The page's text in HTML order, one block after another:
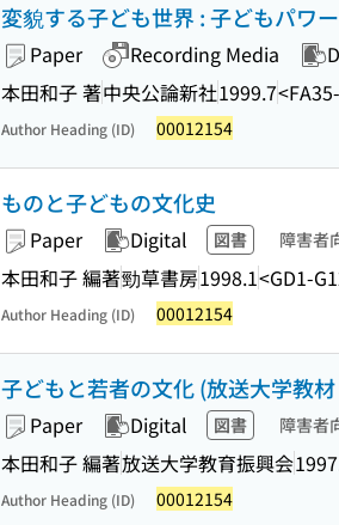
変貌する子ども世界 : 子どもパワ
Paper Recording Media
本田和子 著中央公論新社1999.7
Author Heading (ID) 00012154
ものと子どもの文化史
Paper Digital 図書 障害者
本田和子 編著勁草書房1998.1<GD1-
Author Heading (ID) 00012154
子どもと若者の文化 (放送大学教
Paper Digital 図書 障害者
本田和子 編著放送大学教育振興会
Author Heading (ID) 00012154